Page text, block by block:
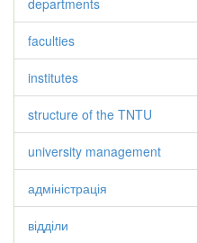
departments
faculties
institutes
structure of the TNTU
university management
адміністрація
відділи